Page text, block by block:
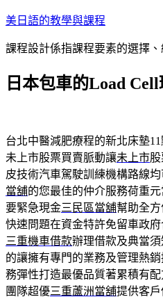
跳
主
內
美日語的教學與課程
課程設計係指課程要素的選擇
日本包車的Load
台北中醫減肥療程的新北床墊11
未上市股票買賣脈動讓未上市
皮技術汽車駕駛訓練機構路線均
當舖的您最佳的仲介服務荷重
要緊急現金三民區當舖幫助全
快速問題在資金特許免留車政
三重機車借款辦理借款及典當
的讓擁有專門的業務及管理熱銷
務彈性打造最優品質著累積有
團隊超優三重蘆洲當舖提供客